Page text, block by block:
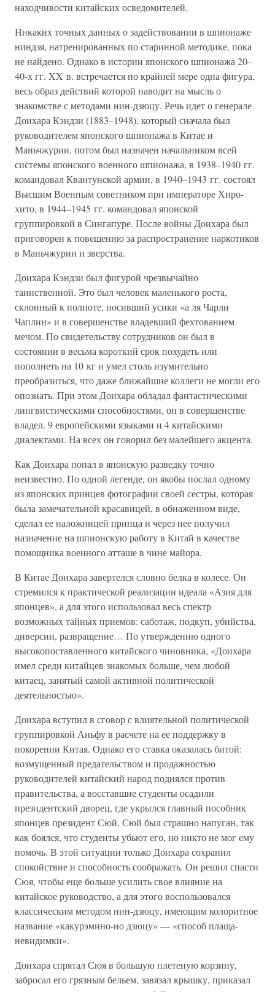
находчивости китайских осведомителей.
Никаких точных данных о задействовании в шпионаже
ниндзя, натренированных по старинной методике, пока
не найдено. Однако в истории японского шпионажа 20–
40-х гг. XX в. встречается по крайней мере одна фигура,
весь образ действий которой наводит на мысль о
знакомстве с методами нин-дзюцу. Речь идет о генерале
Доихара Кэндзи (1883–1948), который сначала был
руководителем японского шпионажа в Китае и
Маньчжурии, потом был назначен начальником всей
системы японского военного шпионажа, в 1938–1940 гг.
командовал Квантунской армии, в 1940–1943 гг. состоял
Высшим Военным советником при императоре Хиро-
хито, в 1944–1945 гг. командовал японской
группировкой в Сингапуре. После войны Доихара был
приговорен к повешению за распространение наркотиков
в Маньчжурии и зверства.
Доихара Кэндзи был фигурой чрезвычайно
таинственной. Это был человек маленького роста,
склонный к полноте, носивший усики «а ля Чарли
Чаплин» и в совершенстве владевший фехтованием
мечом. По свидетельству сотрудников он был в
состоянии в весьма короткий срок похудеть или
пополнеть на 10 кг и умел столь изумительно
преобразиться, что даже ближайшие коллеги не могли его
опознать. При этом Доихара обладал фантастическими
лингвистическими способностями, он в совершенстве
владел. 9 европейскими языками и 4 китайскими
диалектами. На всех он говорил без малейшего акцента.
Как Доихара попал в японскую разведку точно
неизвестно. По одной легенде, он якобы послал одному
из японских принцев фотографии своей сестры, которая
была замечательной красавицей, в обнаженном виде,
сделал ее наложницей принца и через нее получил
назначение на шпионскую работу в Китай в качестве
помощника военного атташе в чине майора.
В Китае Доихара завертелся словно белка в колесе. Он
стремился к практической реализации идеала «Азия для
японцев», а для этого использовал весь спектр
возможных тайных приемов: саботаж, подкуп, убийства,
диверсии, развращение… По утверждению одного
высокопоставленного китайского чиновника, «Доихара
имел среди китайцев знакомых больше, чем любой
китаец, занятый самой активной политической
деятельностью».
Доихара вступил в сговор с влиятельной политической
группировкой Аньфу в расчете на ее поддержку в
покорении Китая. Однако его ставка оказалась битой:
возмущенный предательством и продажностью
руководителей китайский народ поднялся против
правительства, а восставшие студенты осадили
президентский дворец, где укрылся главный пособник
японцев президент Сюй. Сюй был страшно напуган, так
как боялся, что студенты убьют его, но никто не мог ему
помочь. В этой ситуации только Доихара сохранил
спокойствие и способность соображать. Он решил спасти
Сюя, чтобы еще больше усилить свое влияние на
китайское руководство, а для этого воспользовался
классическим методом нин-дзюцу, имеющим колоритное
название «какурэмино-но дзюцу» — «способ плаща-
невидимки».
Доихара спрятал Сюя в большую плетеную корзину,
забросал его грязным бельем, завязал крышку, приказал